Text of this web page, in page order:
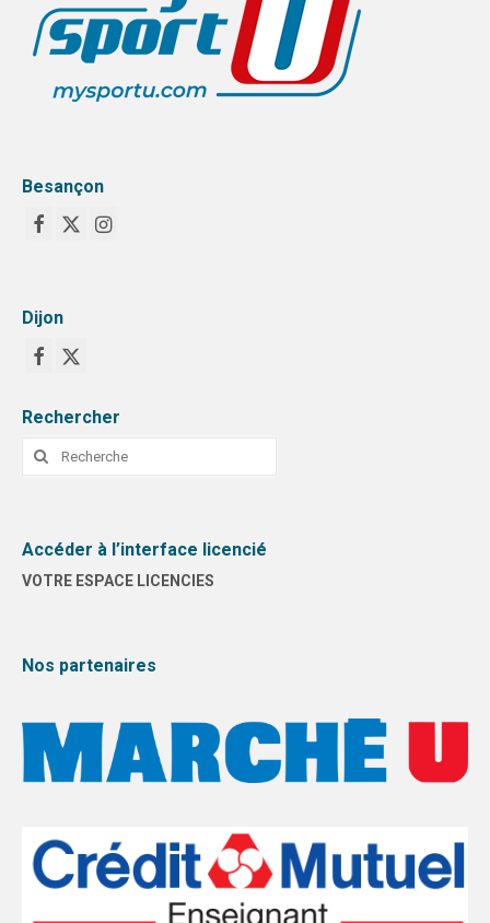
Besançon
Dijon
Rechercher
Rechercher
Accéder à l’interface licencié
VOTRE ESPACE LICENCIES
Nos partenaires